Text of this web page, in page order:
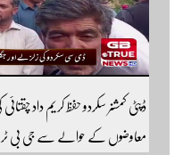
ڈپٹی کمشنر سکردو حفظ کریم داد
معاوضوں کے حوالے سے جی بی ٹرو